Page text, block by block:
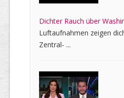
Dichter Rauch über
Luftaufnahmen zeigen
Zentral- ...